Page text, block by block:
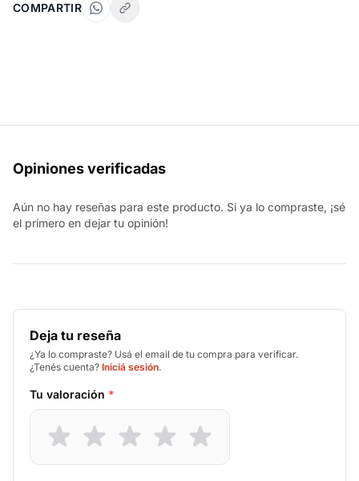
COMPARTIR
Opiniones verificadas
Aún no hay reseñas para este producto. Si ya lo compraste, ¡sé
el primero en dejar tu opinión!
Deja tu reseña
¿Ya lo compraste? Usá el email de tu compra para verificar.
¿Tenés cuenta? Iniciá sesión.
Tu valoración *